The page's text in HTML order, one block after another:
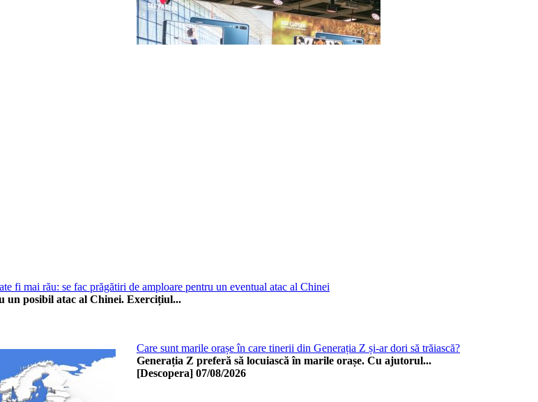
fi mai rău: se fac prăgătiri de amploare pentru un eventual atac al Chinei
un posibil atac al Chinei. Exercițiul...
Care sunt marile orașe în care tinerii din Generația Z și-ar dori să trăiască?
Generația Z preferă să locuiască în marile orașe. Cu ajutorul...
[Descopera] 07/08/2026